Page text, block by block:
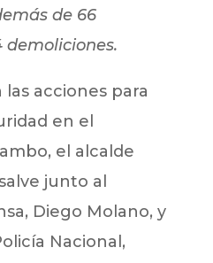
de 66
acciones para
en el
el alcalde
junto al
Diego Molano, y
Nacional,